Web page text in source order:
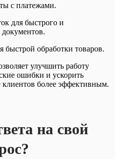
с платежами.
для быстрого и
документов.
обработки товаров.
улучшить работу
ошибки и ускорить
более эффективным.
на свой